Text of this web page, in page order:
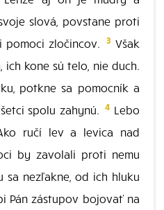
slová, povstane proti
pomoci zločincov. 3 Však
ich kone sú telo, nie duch.
potkne sa pomocník a
spolu zahynú. 4 Lebo
ručí lev a levica nad
by zavolali proti nemu
sa nezľakne, od ich hluku
Pán zástupov bojovať na